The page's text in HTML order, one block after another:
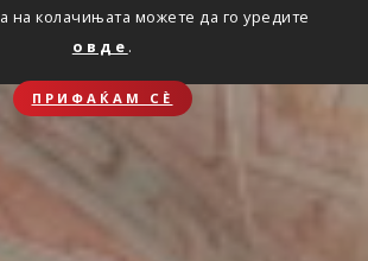
на колачињата можете да го уредите
овде .
ПРИФАЌАМ СЀ